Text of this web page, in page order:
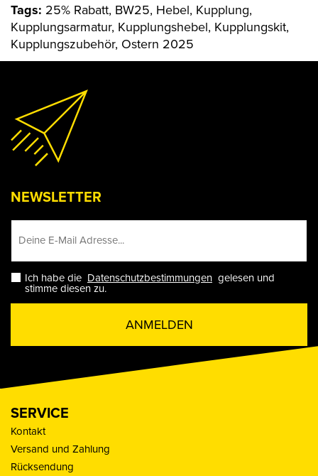
Tags: 25% Rabatt, BW25, Hebel, Kupplung,
Kupplungsarmatur, Kupplungshebel, Kupplungskit,
Kupplungszubehör, Ostern 2025
NEWSLETTER
Ich habe die Datenschutzbestimmungen gelesen und
stimme diesen zu.
ANMELDEN
SERVICE
Kontakt
Versand und Zahlung
Rücksendung